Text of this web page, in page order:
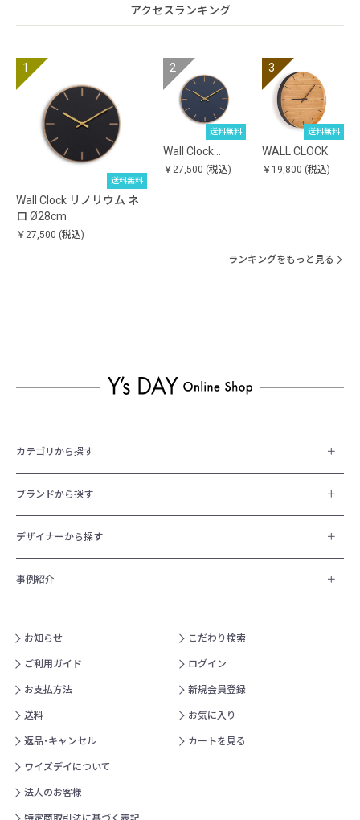
アクセスランキング
送料無料
Wall Clock リノリウム ネ
ロ Ø28cm
￥27,500 (税込)
送料無料
Wall Clock…
￥27,500 (税込)
送料無料
WALL CLOCK
￥19,800 (税込)
ランキングをもっと見る
カテゴリから探す
ブランドから探す
デザイナーから探す
事例紹介
お知らせ
ご利用ガイド
お支払方法
送料
返品・キャンセル
ワイズデイについて
法人のお客様
こだわり検索
ログイン
新規会員登録
お気に入り
カートを見る